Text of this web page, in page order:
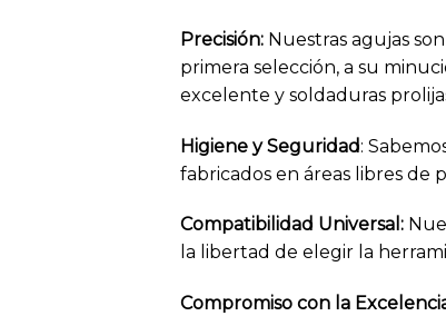
Precisión: Nuestras agujas
primera selección, a su
excelente y soldaduras
Higiene y Seguridad:
fabricados en áreas libres de
Compatibilidad Universal :
la libertad de elegir la
Compromiso con la